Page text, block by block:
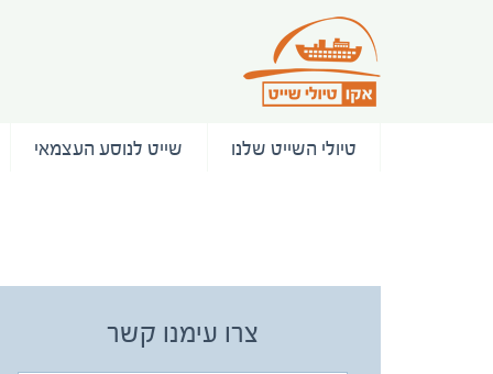
טיולי השייט שלנו שייט לנוסע העצמאי
צרו עימנו קשר